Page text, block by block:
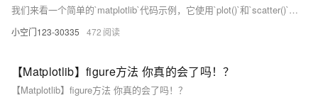
我们来看一个简单的`matplotlib`代码示例，它使用`plot()`和`scatter()`函数来绘制二维图形。
小空门123-30335 472
【Matplotlib】figure方法 你真的会了吗！？
【Matplotlib】figure方法 你真的会了吗！？